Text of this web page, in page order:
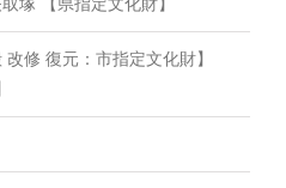
塚 【県指定文化財】
修 復元：市指定文化財】